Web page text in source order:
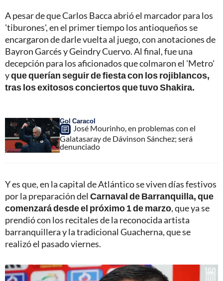
A pesar de que Carlos Bacca abrió el marcador para los
'tiburones', en el primer tiempo los antioqueños se
encargaron de darle vuelta al juego, con anotaciones de
Bayron Garcés y Geindry Cuervo. Al final, fue una
decepción para los aficionados que colmaron el 'Metro'
yque querían seguir de fiesta con los rojiblancos,
tras los exitosos conciertos que tuvo Shakira.
Gol Caracol
José Mourinho, en problemas con el
Galatasaray de Dávinson Sánchez; será
denunciado
Y es que, en la capital de Atlántico se viven días festivos
por la preparación del Carnaval de Barranquilla, que
comenzará desde el próximo 1 de marzo, que ya se
prendió con los recitales de la reconocida artista
barranquillera y la tradicional Guacherna, que se
realizó el pasado viernes.